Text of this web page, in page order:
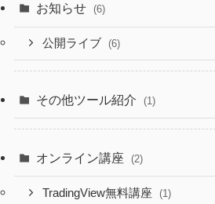
お知らせ (6)
公開ライブ (6)
その他ツール紹介 (1)
オンライン講座 (2)
TradingView無料講座 (1)